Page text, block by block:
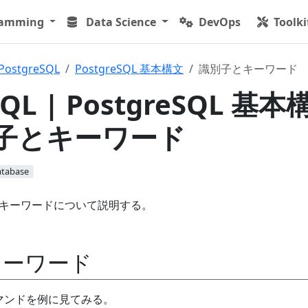
Data Science DevOps
PostgreSQL 基本構文 識別子とキーワード
| PostgreSQL 基本
とキーワード
ワードについて説明する。
ワード
ドを例に見てみる。